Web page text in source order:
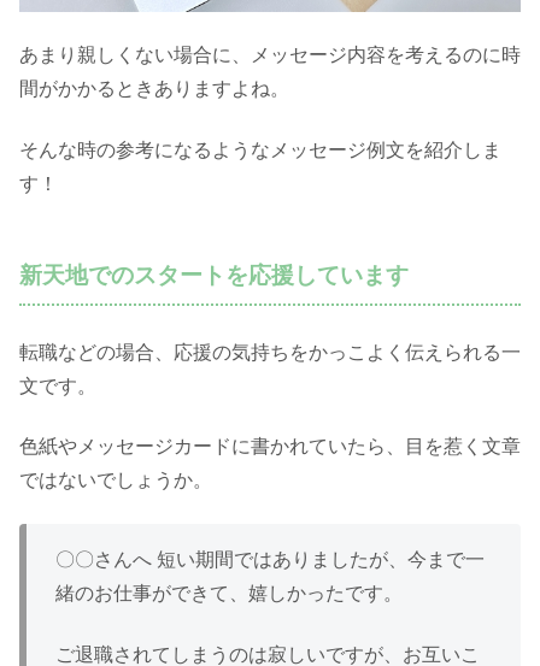
あまり親しくない場合に、メッセージ内容を考えるのに時
間がかかるときありますよね。
そんな時の参考になるようなメッセージ例文を紹介しま
す！
新天地でのスタートを応援しています
転職などの場合、応援の気持ちをかっこよく伝えられる一
文です。
色紙やメッセージカードに書かれていたら、目を惹く文章
ではないでしょうか。
〇〇さんへ 短い期間ではありましたが、今まで一
緒のお仕事ができて、嬉しかったです。
ご退職されてしまうのは寂しいですが、お互いこ